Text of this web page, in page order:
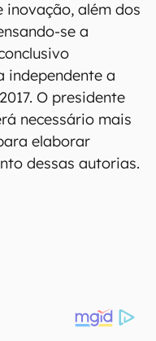
inovação, além dos
se a
independente a
O presidente
necessário mais
elaborar
dessas autorias.